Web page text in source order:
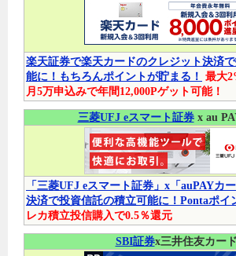
楽天証券で楽天カードのクレジット決済
能に！もちろんポイントが貯まる！ 最大
月5万申込みで年間12,000Pゲット可能！
三菱UFJ eスマート証券x au
「三菱UFJ eスマート証券」x「auPAYカ
決済で投資信託の積立可能に！Pontaポイ
レカ積立投信購入で0.5％還元
SBI証券x三井住友カード